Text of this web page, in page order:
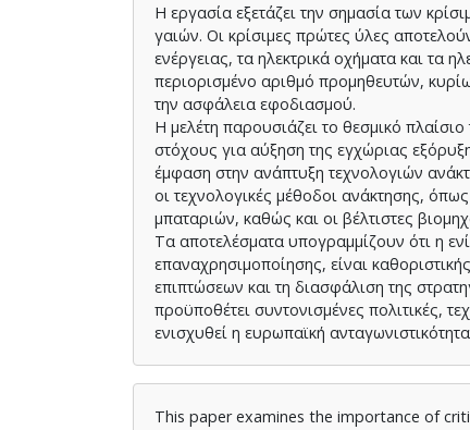
Η εργασία εξετάζει την σημασία των
γαιών. Οι κρίσιμες πρώτες ύλες
ενέργειας, τα ηλεκτρικά οχήματα και τα
περιορισμένο αριθμό προμηθευτών,
την ασφάλεια εφοδιασμού.
Η μελέτη παρουσιάζει το θεσμικό
στόχους για αύξηση της εγχώριας
έμφαση στην ανάπτυξη τεχνολογιών
οι τεχνολογικές μέθοδοι ανάκτησης,
μπαταριών, καθώς και οι βέλτιστες
Τα αποτελέσματα υπογραμμίζουν ότι η
επαναχρησιμοποίησης, είναι
επιπτώσεων και τη διασφάλιση της
προϋποθέτει συντονισμένες πολιτικές,
ενισχυθεί η ευρωπαϊκή
This paper examines the importance of